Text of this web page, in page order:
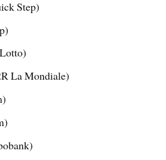
Step)
La Mondiale)